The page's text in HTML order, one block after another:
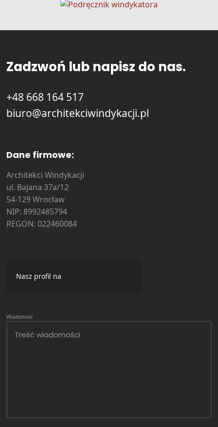
Zadzwoń lub napisz do nas.
+48 668 164 517
biuro@architekciwindykacji.pl
Dane firmowe:
Architekci Windykacji
ul. Bajana 37a/12
54-129 Wrocław
NIP: 8992485794
REGON: 022460084
Nasz profil na
Wiadomość